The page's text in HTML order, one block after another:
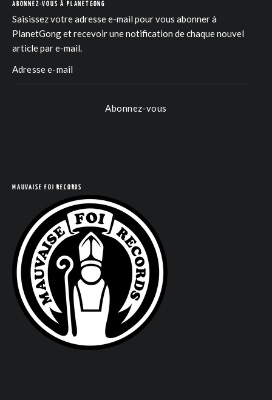
ABONNEZ-VOUS À PLANETGONG
Saisissez votre adresse e-mail pour vous abonner à
PlanetGong et recevoir une notification de chaque nouvel
article par e-mail.
Abonnez-vous
MAUVAISE FOI RECORDS